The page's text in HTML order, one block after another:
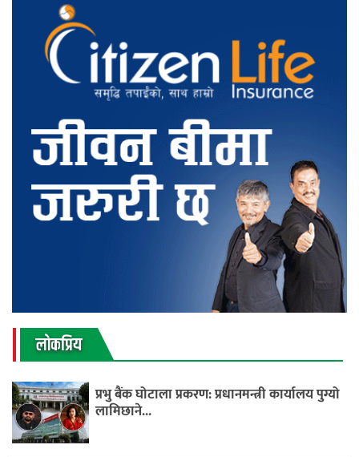
लाेकप्रिय
प्रभु बैंक घोटाला प्रकरण: प्रधानमन्त्री कार्यालय पुग्यो
लामिछाने...